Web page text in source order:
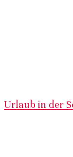
Urlaub in der